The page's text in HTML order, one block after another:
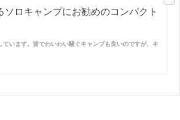
ソロキャンプにお勧めのコンパクト
ています。皆でわいわい騒ぐキャンプも良いのですが、キ